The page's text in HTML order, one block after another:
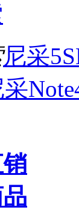
尼采
采